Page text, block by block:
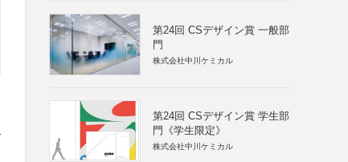
第24回 CSデザイン賞 一般部
門
株式会社中川ケミカル
第24回 CSデザイン賞 学生部
門《学生限定》
株式会社中川ケミカル